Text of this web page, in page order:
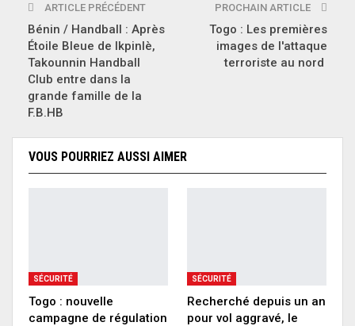
ARTICLE PRÉCÉDENT
Bénin / Handball : Après
Étoile Bleue de Ikpinlè,
Takounnin Handball
Club entre dans la
grande famille de la
F.B.HB
PROCHAIN ARTICLE
Togo : Les premières
images de l'attaque
terroriste au nord
VOUS POURRIEZ AUSSI AIMER
SÉCURITÉ
Togo : nouvelle
campagne de régulation
SÉCURITÉ
Recherché depuis un an
pour vol aggravé, le